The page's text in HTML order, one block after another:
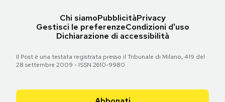
Chi siamoPubblicitàPrivacy
Gestisci le preferenzeCondizioni d'uso
Dichiarazione di accessibilità
Il Post è una testata registrata presso il Tribunale di Milano, 419 del
28 settembre 2009 - ISSN 2610-9980